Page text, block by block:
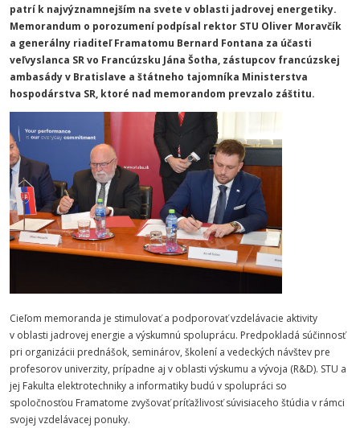
patrí k najvýznamnejším na svete v oblasti jadrovej energetiky.
Memorandum o porozumení podpísal rektor STU Oliver Moravčík
a generálny riaditeľ Framatomu Bernard Fontana za účasti
veľvyslanca SR vo Francúzsku Jána Šotha, zástupcov francúzskej
ambasády v Bratislave a štátneho tajomníka Ministerstva
hospodárstva SR, ktoré nad memorandom prevzalo záštitu.
Cieľom memoranda je stimulovať a podporovať vzdelávacie aktivity
v oblasti jadrovej energie a výskumnú spoluprácu. Predpokladá súčinnosť
pri organizácii prednášok, seminárov, školení a vedeckých návštev pre
profesorov univerzity, prípadne aj v oblasti výskumu a vývoja (R&D). STU a
jej Fakulta elektrotechniky a informatiky budú v spolupráci so
spoločnosťou Framatome zvyšovať príťažlivosť súvisiaceho štúdia v rámci
svojej vzdelávacej ponuky.